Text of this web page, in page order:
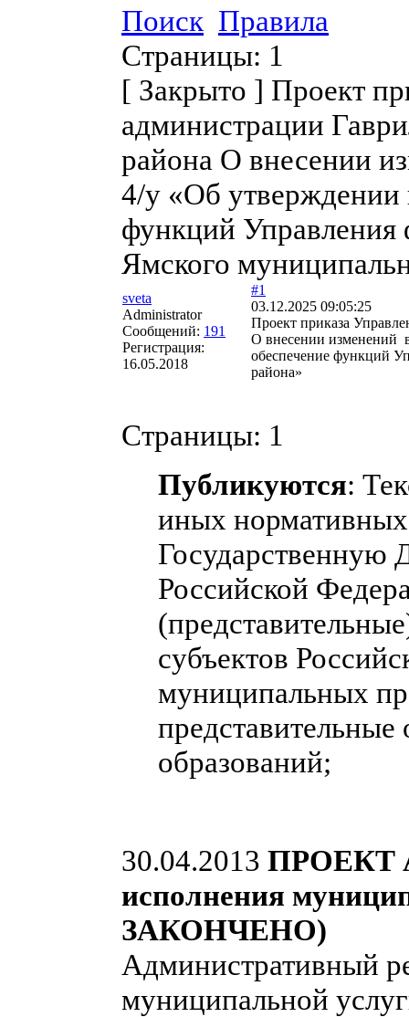
Поиск Правила
Страницы: 1
[ Закрыто ] Проект
администрации
района О внесении
4/у «Об утверждении
функций Управления
Ямского
sveta
Administrator
Сообщений: 191
Регистрация:
16.05.2018
#1
03.12.2025 09:05:25
Проект приказа
О внесении изменений
обеспечение функций
района»
Страницы: 1
Публикуются:
иных
Государственную
Российской
субъектов
муниципальных
образований;
30.04.2013 ПРОЕКТ
исполнения
ЗАКОНЧЕНО)
Административный
муниципальной